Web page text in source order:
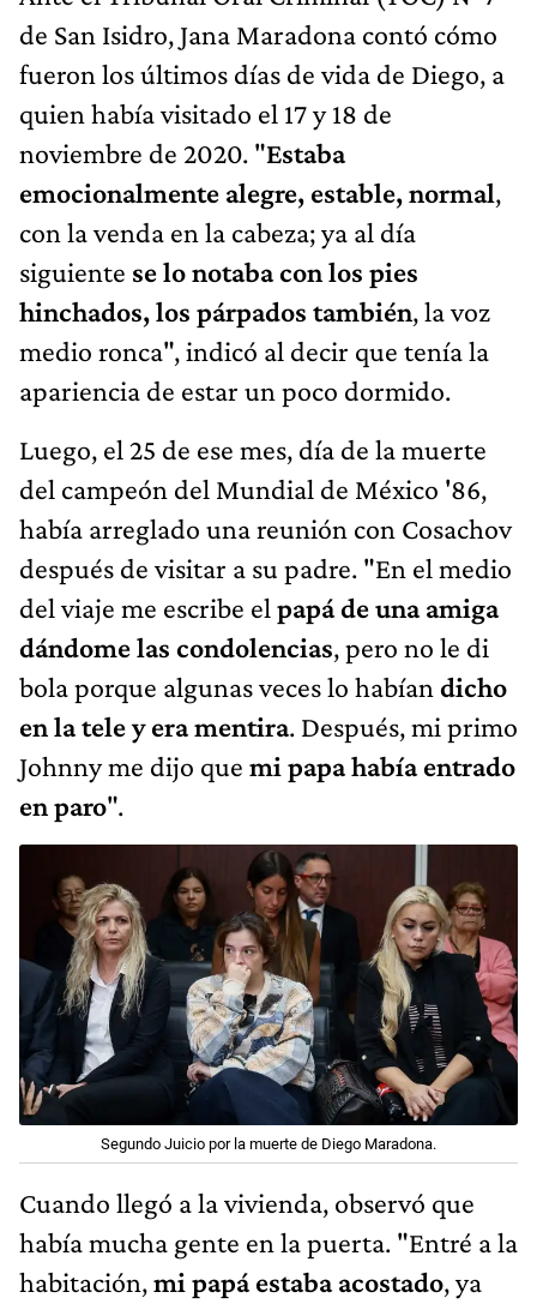
de San Isidro, Jana Maradona contó cómo
fueron los últimos días de vida de Diego, a
quien había visitado el 17 y 18 de
noviembre de 2020. "Estaba
emocionalmente alegre, estable, normal,
con la venda en la cabeza; ya al día
siguiente se lo notaba con los pies
hinchados, los párpados también, la voz
medio ronca", indicó al decir que tenía la
apariencia de estar un poco dormido.
Luego, el 25 de ese mes, día de la muerte
del campeón del Mundial de México '86,
había arreglado una reunión con Cosachov
después de visitar a su padre. "En el medio
del viaje me escribe elpapá de una amiga
dándome las condolencias, pero no le di
bola porque algunas veces lo habíandicho
en la tele y era mentira. Después, mi primo
Johnny me dijo que mi papa había entrado
en paro".
Segundo Juicio por la muerte de Diego Maradona.
Cuando llegó a la vivienda, observó que
había mucha gente en la puerta. "Entré a la
habitación,mi papá estaba acostado, ya